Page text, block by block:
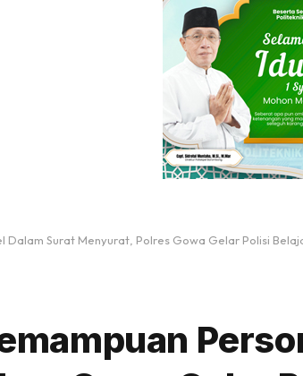
Dalam Surat Menyurat, Polres Gowa Gelar Polisi